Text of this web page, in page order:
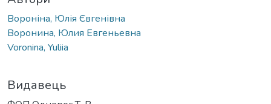
Вороніна, Юлія Євгенівна
Воронина, Юлия Евгеньевна
Voronina, Yuliia
Видавець